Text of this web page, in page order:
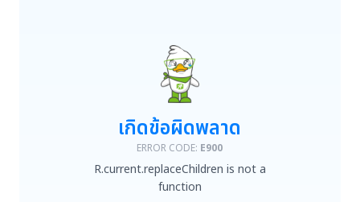
R.current.replaceChildren is not a function
เกิดข้อผิดพลาด
ERROR CODE: E900
R.current.replaceChildren is not a
function